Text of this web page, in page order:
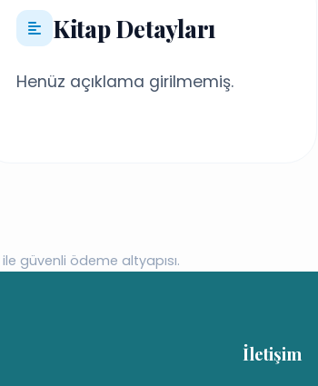
Kitap Detayları
Henüz açıklama girilmemiş.
güvenli ödeme altyapısı.
İletişim